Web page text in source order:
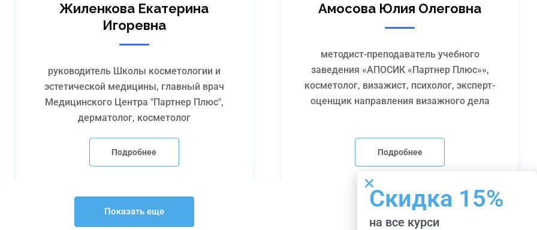
Жиленкова Екатерина
Игоревна
руководитель Школы косметологии и
эстетической медицины, главный врач
Медицинского Центра "Партнер Плюс",
дерматолог, косметолог
Подробнее
Амосова Юлия Олеговна
методист-преподаватель учебного
заведения «АПОСИК «Партнер Плюс»»,
косметолог, визажист, психолог, эксперт-
оценщик направления визажного дела
Подробнее
Показать еще Скидка 15%
на все курси